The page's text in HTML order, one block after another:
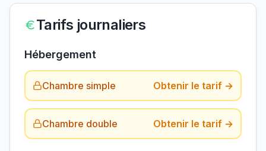
Tarifs journaliers
Hébergement
Chambre simple Obtenir le tarif →
Chambre double Obtenir le tarif →